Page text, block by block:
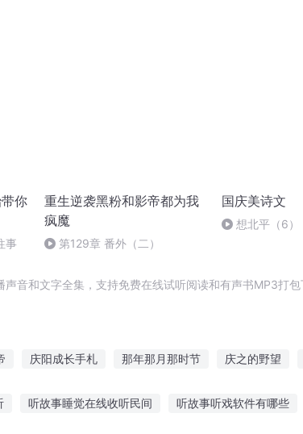
你
事
重生逆袭黑粉和影帝都为我
疯魔
第129章 番外（二）
国庆美诗文
想北平（6）
音和文字全集，支持免费在线试听阅读和有声书MP3打包
庆阳成长手札 那年那月那时节 庆之的野望
听故事睡觉在线收听民间 听故事听戏软件有哪些